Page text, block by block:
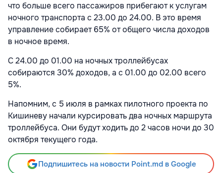
что больше всего пассажиров прибегают к услугам
ночного транспорта с 23.00 до 24.00. В это время
управление собирает 65% от общего числа доходов
в ночное время.
С 24.00 до 01.00 на ночных троллейбусах
собираются 30% доходов, а с 01.00 до 02.00 всего
5%.
Напомним, с 5 июля в рамках пилотного проекта по
Кишиневу начали курсировать два ночных маршрута
троллейбуса. Они будут ходить до 2 часов ночи до 30
октября текущего года.
Подпишитесь на новости Point.md в Google